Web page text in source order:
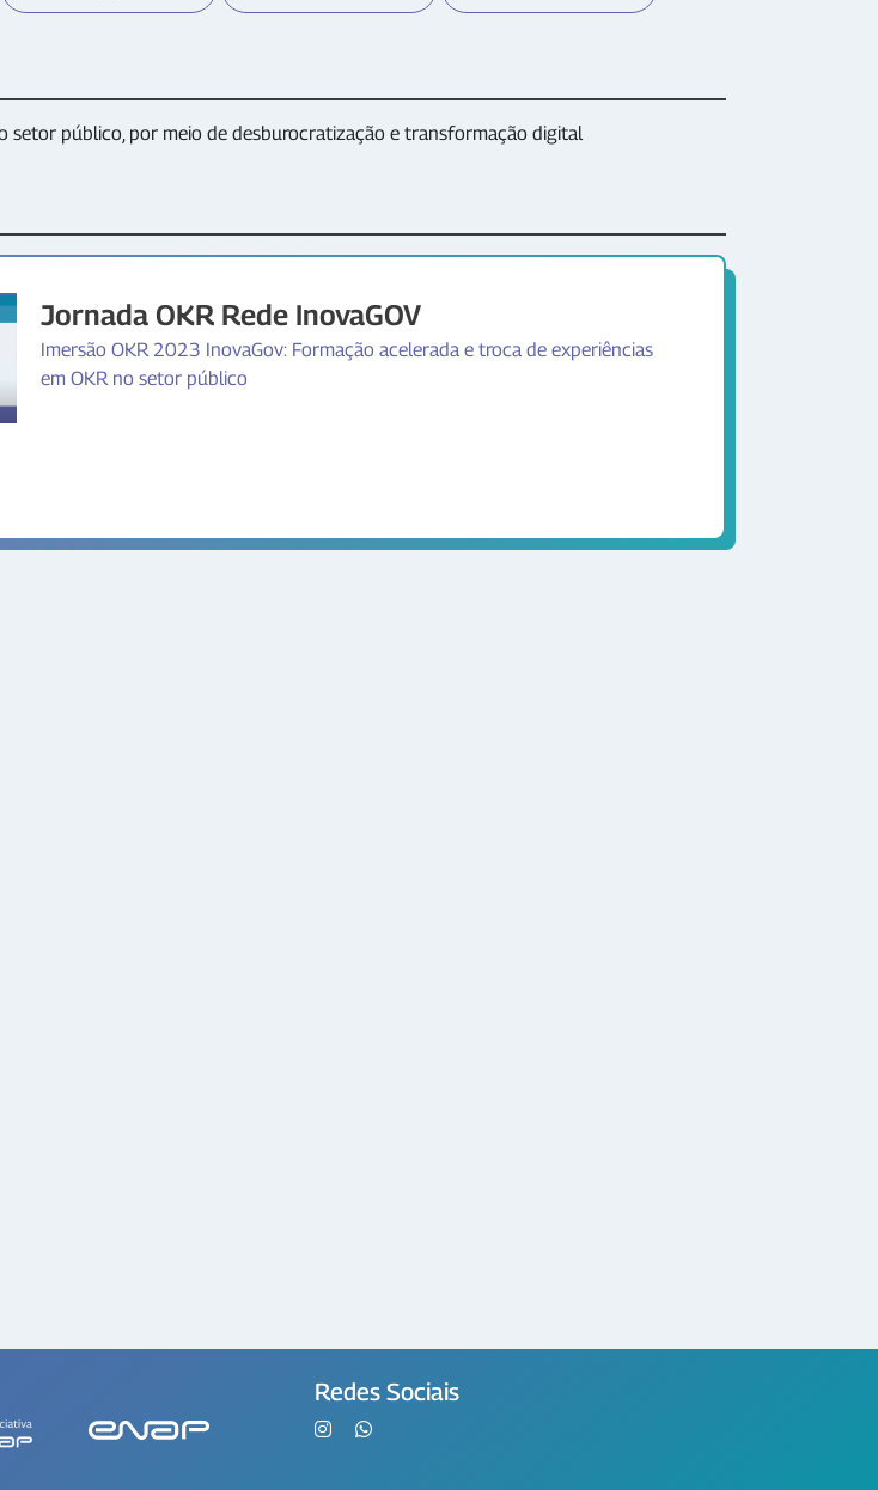
setor público, por meio de desburocratização e transformação digital
Jornada OKR Rede InovaGOV
Imersão OKR 2023 InovaGov: Formação acelerada e troca de experiências
em OKR no setor público
Redes Sociais